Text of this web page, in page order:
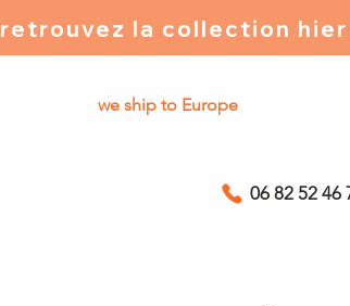
retrouvez la collection
we ship to Europe
06 82 52 46